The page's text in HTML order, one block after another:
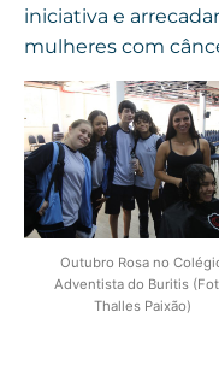
iniciativa e
mulheres com
Outubro Rosa no
Adventista do Buritis
Thalles Paixão)